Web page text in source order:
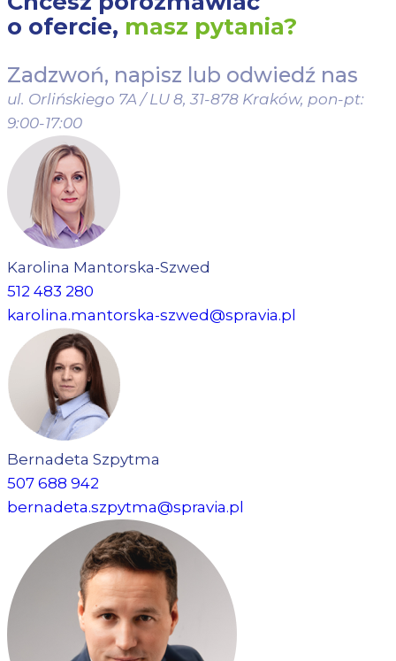
o ofercie, masz pytania?
Zadzwoń, napisz lub odwiedź nas
ul. Orlińskiego 7A / LU 8, 31-878 Kraków, pon-pt:
9:00-17:00
Karolina Mantorska-Szwed
512 483 280
karolina.mantorska-szwed@spravia.pl
Bernadeta Szpytma
507 688 942
bernadeta.szpytma@spravia.pl